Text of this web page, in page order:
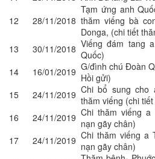
12
28/11/2018
Tạm ứng anh
thăm viếng bà
Donga, (chi tiết
13
30/11/2018 Viếng đám tang
Quốc)
14
16/01/2019 G/đình chú Đoàn
Hồi gửi)
15
24/11/2019 Chi bổ sung cho
thăm viếng (chi
16
24/11/2019 Chi thăm viếng
nạn gãy chân)
17
24/11/2019 Chi thăm viếng a
nạn gãy chân)